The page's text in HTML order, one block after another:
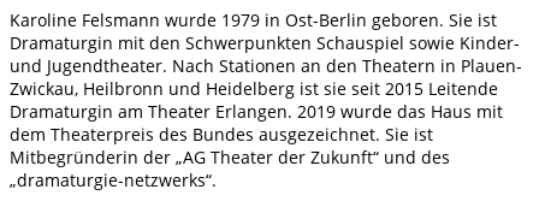
Karoline Felsmann wurde 1979 in Ost-Berlin geboren. Sie ist
Dramaturgin mit den Schwerpunkten Schauspiel sowie Kinder-
und Jugendtheater. Nach Stationen an den Theatern in Plauen-
Zwickau, Heilbronn und Heidelberg ist sie seit 2015 Leitende
Dramaturgin am Theater Erlangen. 2019 wurde das Haus mit
dem Theaterpreis des Bundes ausgezeichnet. Sie ist
Mitbegründerin der „AG Theater der Zukunft“ und des
„dramaturgie-netzwerks“.